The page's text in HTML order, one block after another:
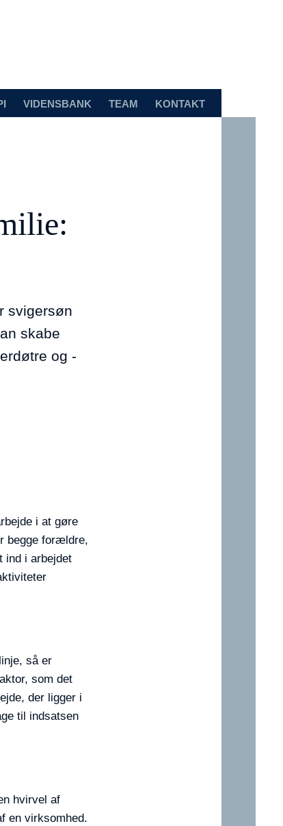
VIDENSBANK TEAM KONTAKT
svigersøn
skabe
og -
i at gøre
begge forældre,
ind i arbejdet
så er
som det
der ligger i
til indsatsen
hvirvel af
en virksomhed.